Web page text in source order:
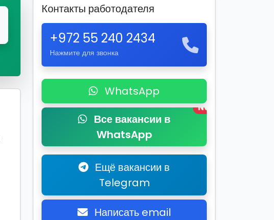
Контакты работодателя
+972 55 240 2434
Нажмите для звонка
WhatsApp
Все вакансии в
WhatsApp
New
Ещё вакансии в
Telegram
Написать email